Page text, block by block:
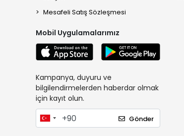
Mesafeli Satış Sözleşmesi
Mobil Uygulamalarımız
Kampanya, duyuru ve
bilgilendirmelerden haberdar olmak
için kayıt olun.
Gönder